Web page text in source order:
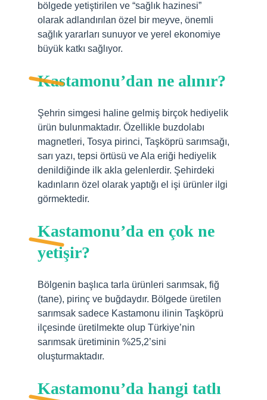
bölgede yetiştirilen ve “sağlık hazinesi”
olarak adlandırılan özel bir meyve, önemli
sağlık yararları sunuyor ve yerel ekonomiye
büyük katkı sağlıyor.
Kastamonu’dan ne alınır?
Şehrin simgesi haline gelmiş birçok hediyelik
ürün bulunmaktadır. Özellikle buzdolabı
magnetleri, Tosya pirinci, Taşköprü sarımsağı,
sarı yazı, tepsi örtüsü ve Ala eriği hediyelik
denildiğinde ilk akla gelenlerdir. Şehirdeki
kadınların özel olarak yaptığı el işi ürünler ilgi
görmektedir.
Kastamonu’da en çok ne
yetişir?
Bölgenin başlıca tarla ürünleri sarımsak, fiğ
(tane), pirinç ve buğdaydır. Bölgede üretilen
sarımsak sadece Kastamonu ilinin Taşköprü
ilçesinde üretilmekte olup Türkiye’nin
sarımsak üretiminin %25,2’sini
oluşturmaktadır.
Kastamonu’da hangi tatlı